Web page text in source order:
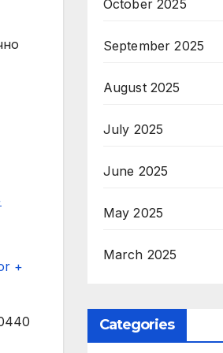
+
u0435 u0432 u043du0435u043fu0440u0435u043au044au0441u043du0430u0442 u043au043eu043du0442u0430u043au0442 u0441 u0434u0438u0440u0435u043au0442u043eu0440u0438u0442u0435 u043du0430 u0420u0417u0418 u0432 u0437u0430u0441u0435u0433u043du0430u0442u0438u0442u0435 u043eu0442 u043du0430u0432u043eu0434u043du0435u043du0438u044f u0440u0430u0439u043eu043du0438″,”date”:”2026-05-23 14:26:00
October 2025
September 2025
August 2025
July 2025
June 2025
May 2025
March 2025
Categories